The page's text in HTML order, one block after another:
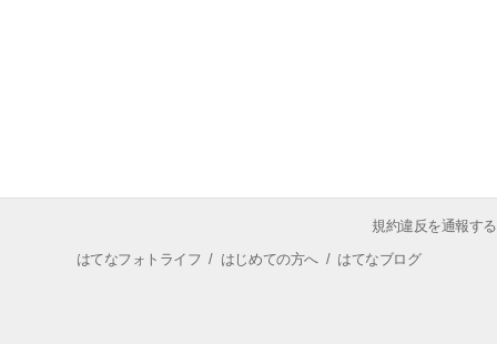
規約違反を通報する
はてなフォトライフ / はじめての方へ/ はてなブログ